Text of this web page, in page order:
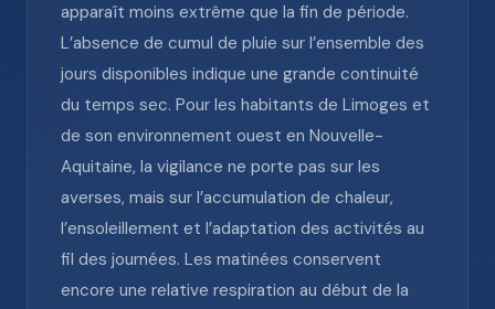
apparaît moins extrême que la fin de période.
L’absence de cumul de pluie sur l’ensemble des
jours disponibles indique une grande continuité
du temps sec. Pour les habitants de Limoges et
de son environnement ouest en Nouvelle-
Aquitaine, la vigilance ne porte pas sur les
averses, mais sur l’accumulation de chaleur,
l’ensoleillement et l’adaptation des activités au
fil des journées. Les matinées conservent
encore une relative respiration au début de la